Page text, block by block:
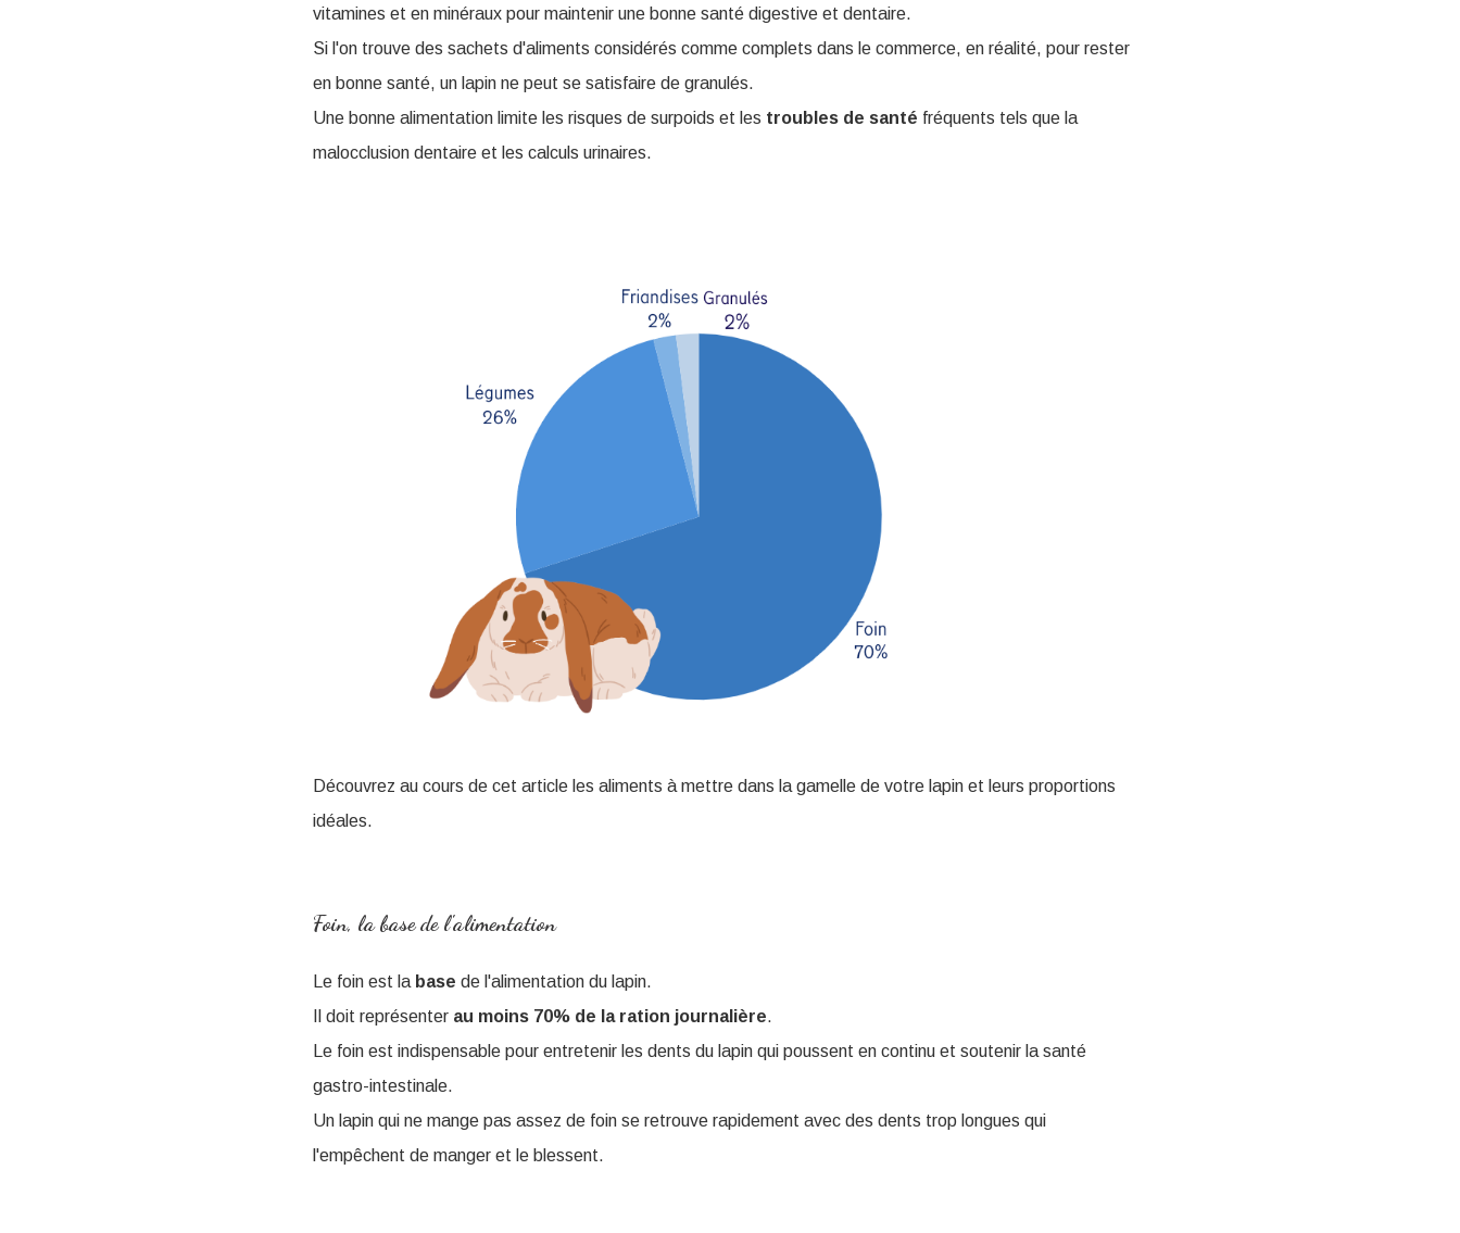
vitamines et en minéraux pour maintenir une bonne santé digestive et dentaire.
Si l'on trouve des sachets d'aliments considérés comme complets dans le commerce, en réalité, pour rester
en bonne santé, un lapin ne peut se satisfaire de granulés.
Une bonne alimentation limite les risques de surpoids et les troubles de santé fréquents tels que la
malocclusion dentaire et les calculs urinaires.
Découvrez au cours de cet article les aliments à mettre dans la gamelle de votre lapin et leurs proportions
idéales.
Foin, la base de l'alimentation
Le foin est la base de l'alimentation du lapin.
Il doit représenter au moins 70% de la ration journalière.
Le foin est indispensable pour entretenir les dents du lapin qui poussent en continu et soutenir la santé
gastro-intestinale.
Un lapin qui ne mange pas assez de foin se retrouve rapidement avec des dents trop longues qui
l'empêchent de manger et le blessent.